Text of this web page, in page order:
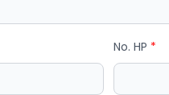
No. HP *